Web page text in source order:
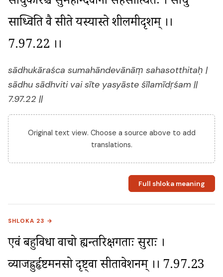
साध्विति वै सीते यस्यास्ते शीलमीदृशम् ।।
7.97.22 ।।
sādhukāraśca sumahāndevānāṃ sahasotthitaḥ |
sādhu sādhviti vai sīte yasyāste śīlamīdṛśam ||
7.97.22 ||
Original text view. Choose a source above to add
translations.
Full shloka meaning
SHLOKA 23 →
एवं बहुविधा वाचो ह्यन्तरिक्षगताः सुराः ।
व्याजह्रुर्हृष्टमनसो दृष्ट्वा सीताप्रवेशनम् ।। 7.97.23